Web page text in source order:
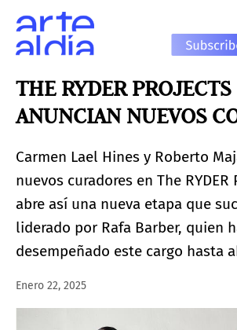
THE RYDER PROJECTS
ANUNCIAN NUEVOS
Carmen Lael Hines y Roberto
nuevos curadores en The RYDER
abre así una nueva etapa que
liderado por Rafa Barber, quien
desempeñado este cargo hasta
Enero 22, 2025